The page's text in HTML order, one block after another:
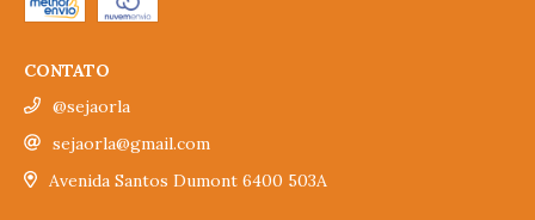
CONTATO
@sejaorla
sejaorla@gmail.com
Avenida Santos Dumont 6400 503A